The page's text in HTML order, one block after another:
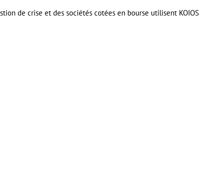
de crise et des sociétés cotées en bourse utilisent KOIOS